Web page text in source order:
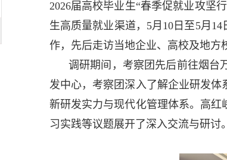
2026届高校毕业生“春季促就业攻坚
生高质量就业渠道，5月10日至5月
作，先后走访当地企业、高校及地方
调研期间，考察团先后前往烟台
发中心，考察团深入了解企业研发体
新研发实力与现代化管理体系。高
习实践等议题展开了深入交流与研讨。